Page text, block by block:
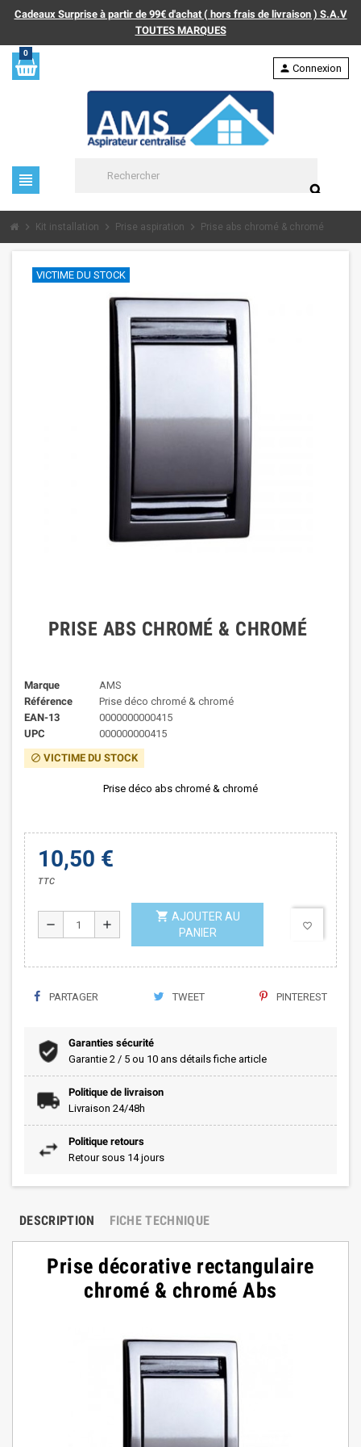
Cadeaux Surprise à partir de 99€ d'achat ( hors frais de livraison ) S.A.V
TOUTES MARQUES
0
view_headline
search
person Connexion
chevron_right Kit installation chevron_right Prise aspiration chevron_right Prise abs chromé & chromé
VICTIME DU STOCK
PRISE ABS CHROMÉ & CHROMÉ
Marque
AMS
Référence
Prise déco chromé & chromé
EAN-13
0000000000415
UPC
000000000415
block VICTIME DU STOCK
Prise déco abs chromé & chromé
10,50 €
TTC
remove add
shopping_cart AJOUTER AU
PANIER
favorite_border
PARTAGER TWEET PINTEREST
Garanties sécurité
Garantie 2 / 5 ou 10 ans détails fiche article
Politique de livraison
Livraison 24/48h
Politique retours
Retour sous 14 jours
DESCRIPTION FICHE TECHNIQUE
Prise décorative rectangulaire
chromé & chromé Abs